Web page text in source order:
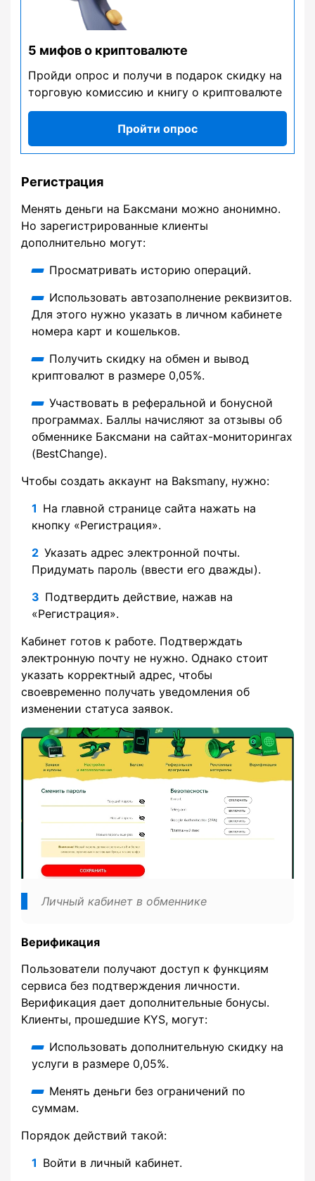
5 мифов о криптовалюте
Пройди опрос и получи в подарок скидку на
торговую комиссию и книгу о криптовалюте
Пройти опрос
Регистрация
Менять деньги на Баксмани можно анонимно.
Но зарегистрированные клиенты
дополнительно могут:
Просматривать историю операций.
Использовать автозаполнение реквизитов.
Для этого нужно указать в личном кабинете
номера карт и кошельков.
Получить скидку на обмен и вывод
криптовалют в размере 0,05%.
Участвовать в реферальной и бонусной
программах. Баллы начисляют за отзывы об
обменнике Баксмани на сайтах-мониторингах
(BestChange).
Чтобы создать аккаунт на Baksmany, нужно:
На главной странице сайта нажать на
кнопку «Регистрация».
Указать адрес электронной почты.
Придумать пароль (ввести его дважды).
Подтвердить действие, нажав на
«Регистрация».
Кабинет готов к работе. Подтверждать
электронную почту не нужно. Однако стоит
указать корректный адрес, чтобы
своевременно получать уведомления об
изменении статуса заявок.
Личный кабинет в обменнике
Верификация
Пользователи получают доступ к функциям
сервиса без подтверждения личности.
Верификация дает дополнительные бонусы.
Клиенты, прошедшие KYS, могут:
Использовать дополнительную скидку на
услуги в размере 0,05%.
Менять деньги без ограничений по
суммам.
Порядок действий такой:
Войти в личный кабинет.